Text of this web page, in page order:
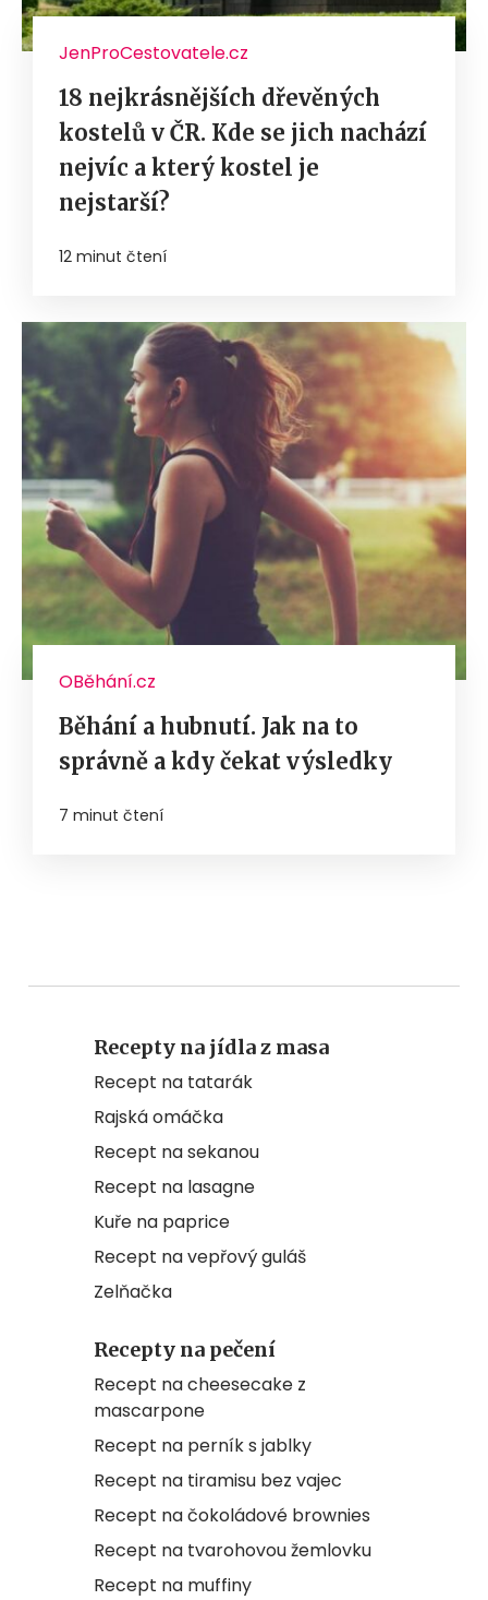
JenProCestovatele.cz
18 nejkrásnějších dřevěných
kostelů v ČR. Kde se jich nachází
nejvíc a který kostel je
nejstarší?
12 minut čtení
OBěhání.cz
Běhání a hubnutí. Jak na to
správně a kdy čekat výsledky
7 minut čtení
Recepty na jídla z masa
Recept na tatarák
Rajská omáčka
Recept na sekanou
Recept na lasagne
Kuře na paprice
Recept na vepřový guláš
Zelňačka
Recepty na pečení
Recept na cheesecake z
mascarpone
Recept na perník s jablky
Recept na tiramisu bez vajec
Recept na čokoládové brownies
Recept na tvarohovou žemlovku
Recept na muffiny